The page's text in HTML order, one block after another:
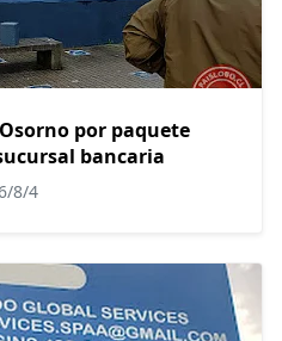
por paquete
bancaria
8/4